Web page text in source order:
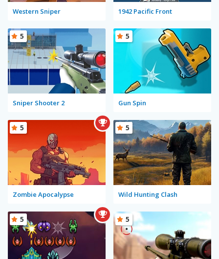
Western Sniper 1942 Pacific Front
Sniper Shooter 2
5
Gun Spin
5
Zombie Apocalypse
5
Wild Hunting Clash
5
5 5